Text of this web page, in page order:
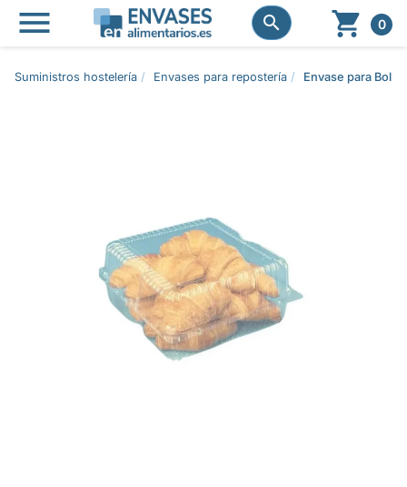
 
  0
Suministros hostelería Envases para repostería Envase para